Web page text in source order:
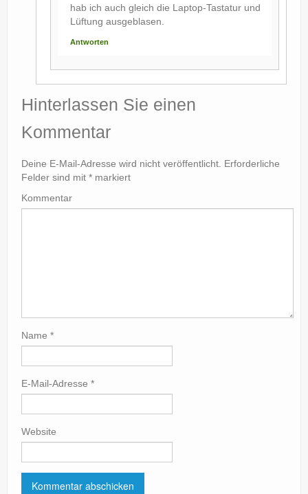
hab ich auch gleich die Laptop-Tastatur und
Lüftung ausgeblasen.
Antworten
Hinterlassen Sie einen
Kommentar
Deine E-Mail-Adresse wird nicht veröffentlicht. Erforderliche
Felder sind mit * markiert
Kommentar
Name *
E-Mail-Adresse *
Website